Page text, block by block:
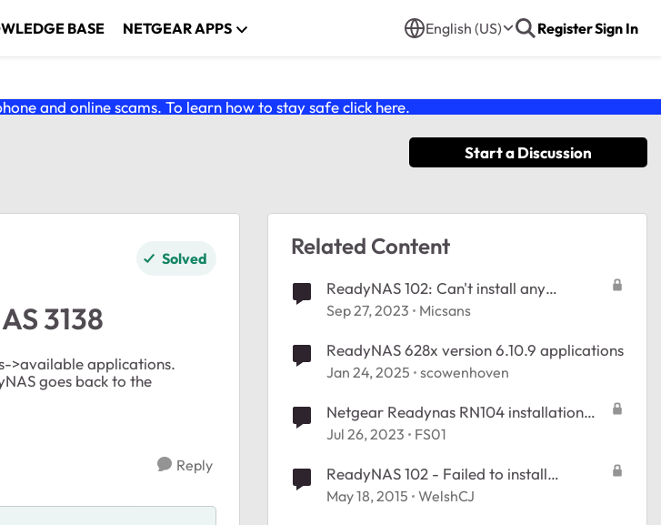
BASE NETGEAR APPS English (US) RegisterSign In
and online scams. To learn how to stay safe click here.
Start a Discussion
Solved
3138
>available applications.
goes back to the
Reply
Related Content
ReadyNAS 102: Can't install any
application
Sep 27, 2023 Micsans
ReadyNAS 628x version 6.10.9 applications
Jan 24, 2025 scowenhoven
Netgear Readynas RN104 installation
application impossible
Jul 26, 2023 FS01
ReadyNAS 102 - Failed to install
applications (any)
May 18, 2015 WelshCJ